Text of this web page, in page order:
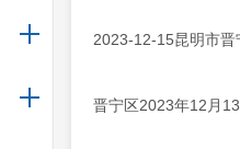
2023-12-15昆明市
晋宁区2023年12月